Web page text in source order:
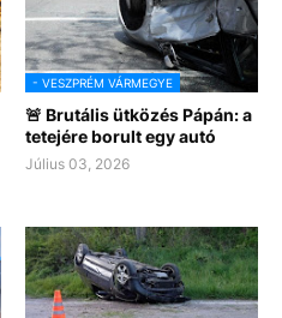
- VESZPRÉM VÁRMEGYE
🚨 Brutális ütközés Pápán: a
tetejére borult egy autó
Július 03, 2026